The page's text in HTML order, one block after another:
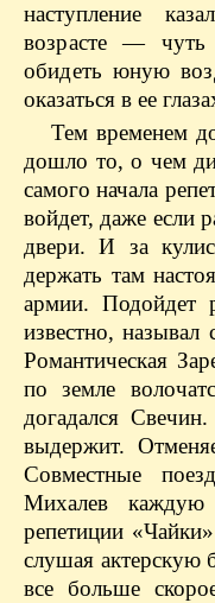
наступление
возрасте — чуть
обидеть юную
оказаться в ее
Тем временем
дошло то, о чем
самого начала
войдет, даже если
двери. И за
держать там
армии. Подойдет
известно,
Романтическая
по земле
догадался
выдержит.
Совместные
Михалев каждую
репетиции
слушая актерскую
все больше